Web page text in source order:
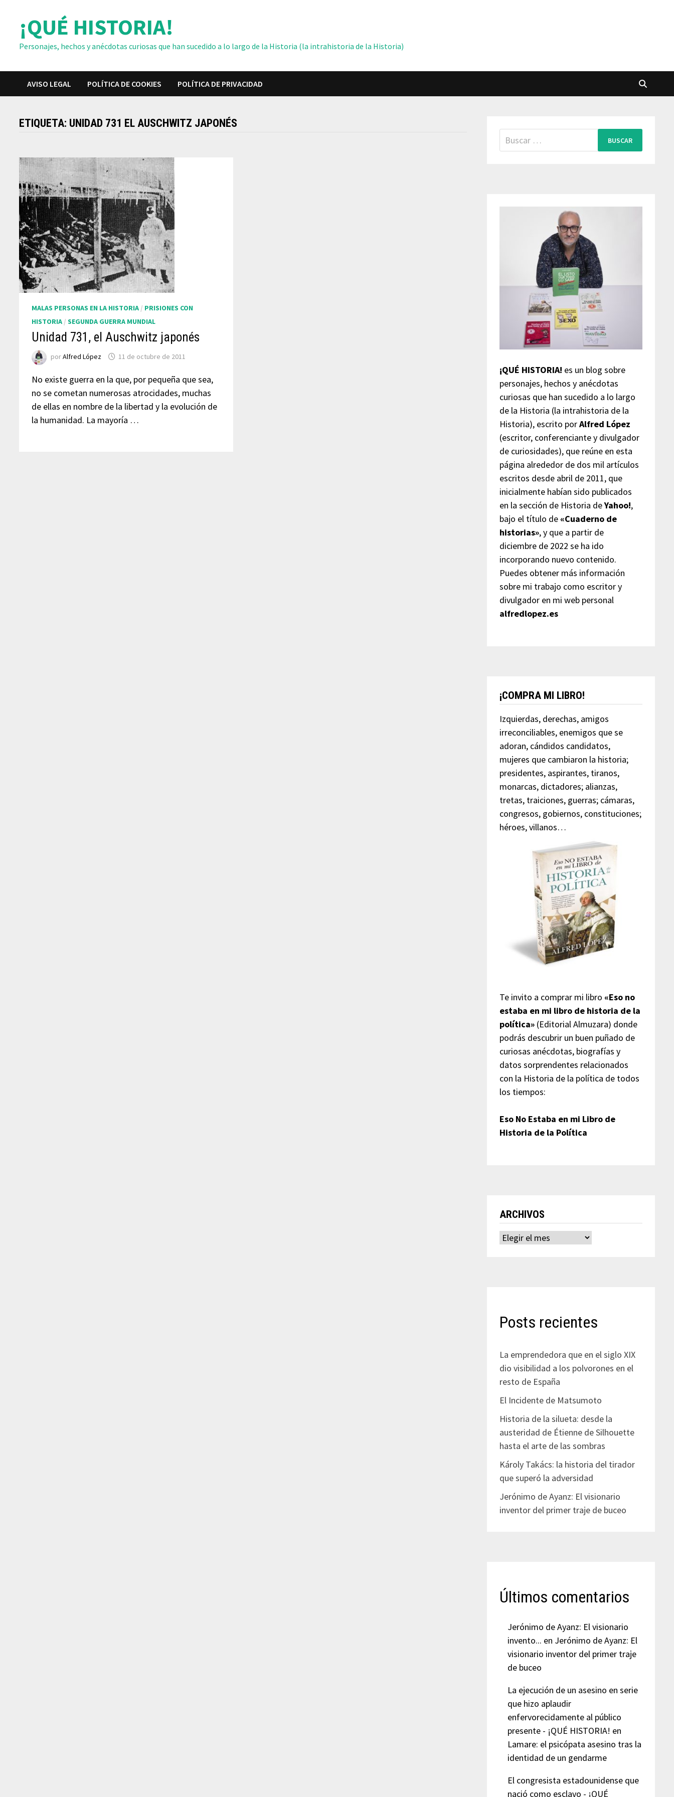
contenido¡QUÉ HISTORIA!
Personajes, hechos y anécdotas curiosas que han sucedido a lo largo de la Historia (la intrahistoria de la Historia)
AVISO LEGAL POLÍTICA DE COOKIES POLÍTICA DE PRIVACIDAD
ETIQUETA: UNIDAD 731 EL AUSCHWITZ JAPONÉS
MALAS PERSONAS EN LA HISTORIA / PRISIONES CON
HISTORIA /SEGUNDA GUERRA MUNDIAL
Unidad 731, el Auschwitz japonés
porAlfred López 11 de octubre de 2011
No existe guerra en la que, por pequeña que sea,
no se cometan numerosas atrocidades, muchas
de ellas en nombre de la libertad y la evolución de
la humanidad. La mayoría …
Buscar:
¡QUÉ HISTORIA! es un blog sobre
personajes, hechos y anécdotas
curiosas que han sucedido a lo largo
de la Historia (la intrahistoria de la
Historia), escrito porAlfred López
(escritor, conferenciante y divulgador
de curiosidades), que reúne en esta
página alrededor de dos mil artículos
escritos desde abril de 2011, que
inicialmente habían sido publicados
en la sección de Historia deYahoo!,
bajo el título de «Cuaderno de
historias», y que a partir de
diciembre de 2022 se ha ido
incorporando nuevo contenido.
Puedes obtener más información
sobre mi trabajo como escritor y
divulgador en mi web personal
alfredlopez.es
¡COMPRA MI LIBRO!
Izquierdas, derechas, amigos
irreconciliables, enemigos que se
adoran, cándidos candidatos,
mujeres que cambiaron la historia;
presidentes, aspirantes, tiranos,
monarcas, dictadores; alianzas,
tretas, traiciones, guerras; cámaras,
congresos, gobiernos, constituciones;
héroes, villanos…
Te invito a comprar mi libro «Eso no
estaba en mi libro de historia de la
política»(Editorial Almuzara) donde
podrás descubrir un buen puñado de
curiosas anécdotas, biografías y
datos sorprendentes relacionados
con la Historia de la política de todos
los tiempos:
Eso No Estaba en mi Libro de
Historia de la Política
ARCHIVOS
Archivos
Posts recientes
La emprendedora que en el siglo XIX
dio visibilidad a los polvorones en el
resto de España
El Incidente de Matsumoto
Historia de la silueta: desde la
austeridad de Étienne de Silhouette
hasta el arte de las sombras
Károly Takács: la historia del tirador
que superó la adversidad
Jerónimo de Ayanz: El visionario
inventor del primer traje de buceo
Últimos comentarios
Jerónimo de Ayanz: El visionario
invento... en Jerónimo de Ayanz: El
visionario inventor del primer traje
de buceo
La ejecución de un asesino en serie
que hizo aplaudir
enfervorecidamente al público
presente - ¡QUÉ HISTORIA! en
Lamare: el psicópata asesino tras la
identidad de un gendarme
El congresista estadounidense que
nació como esclavo - ¡QUÉ